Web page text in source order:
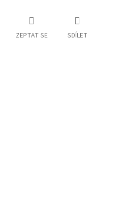
ZEPTAT SE SDÍLET